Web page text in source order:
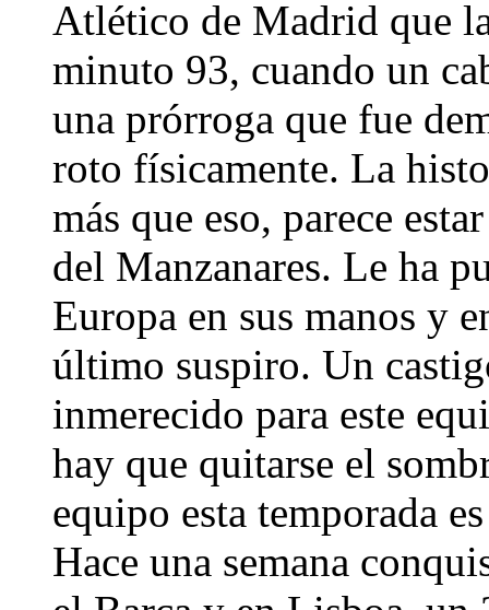
Atlético de Madrid que
minuto 93, cuando un
una prórroga que fue
roto físicamente. La
más que eso, parece
del Manzanares. Le ha
Europa en sus manos y
último suspiro. Un
inmerecido para este
hay que quitarse el
equipo esta temporada
Hace una semana